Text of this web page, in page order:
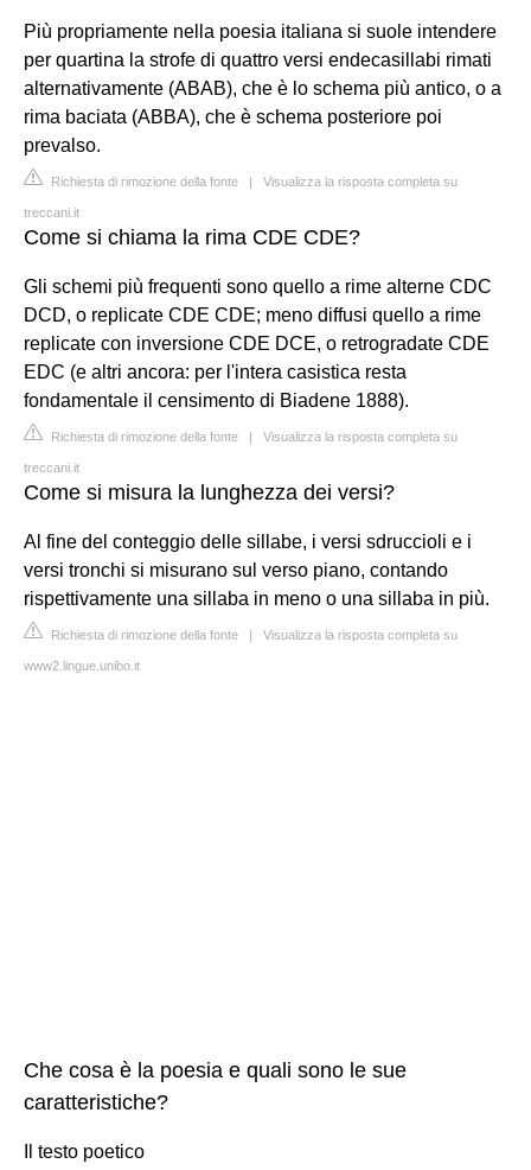
Più propriamente nella poesia italiana si suole intendere
per quartina la strofe di quattro versi endecasillabi rimati
alternativamente (ABAB), che è lo schema più antico, o a
rima baciata (ABBA), che è schema posteriore poi
prevalso.
Richiesta di rimozione della fonte | Visualizza la risposta completa su
treccani.it
Come si chiama la rima CDE CDE?
Gli schemi più frequenti sono quello a rime alterne CDC
DCD, o replicate CDE CDE; meno diffusi quello a rime
replicate con inversione CDE DCE, o retrogradate CDE
EDC (e altri ancora: per l'intera casistica resta
fondamentale il censimento di Biadene 1888).
Richiesta di rimozione della fonte | Visualizza la risposta completa su
treccani.it
Come si misura la lunghezza dei versi?
Al fine del conteggio delle sillabe, i versi sdruccioli e i
versi tronchi si misurano sul verso piano, contando
rispettivamente una sillaba in meno o una sillaba in più.
Richiesta di rimozione della fonte | Visualizza la risposta completa su
www2.lingue.unibo.it
Che cosa è la poesia e quali sono le sue
caratteristiche?
Il testo poetico